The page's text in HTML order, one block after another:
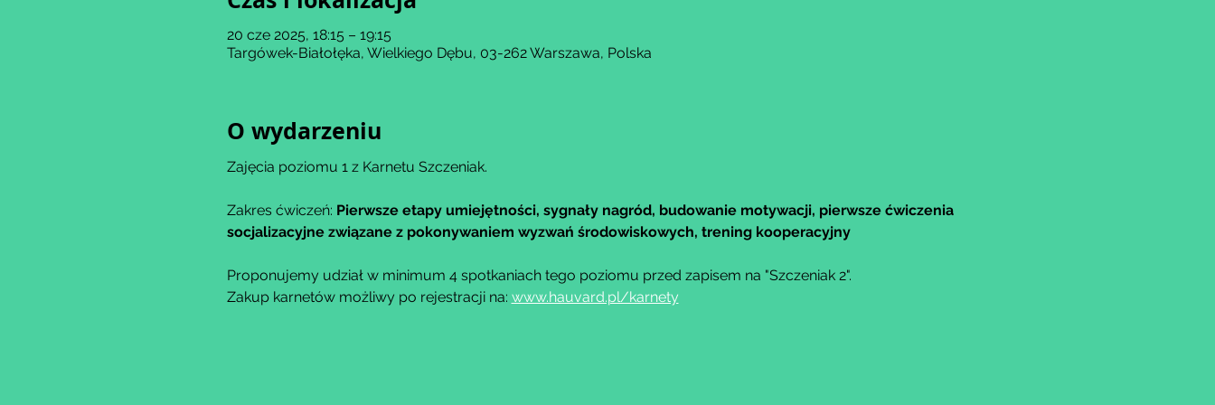
20 cze 2025, 18:15 – 19:15
Targówek-Białołęka, Wielkiego Dębu, 03-262 Warszawa, Polska
O wydarzeniu
Zajęcia poziomu 1 z Karnetu Szczeniak.
Zakres ćwiczeń: Pierwsze etapy umiejętności, sygnały nagród, budowanie motywacji, pierwsze ćwiczenia
socjalizacyjne związane z pokonywaniem wyzwań środowiskowych, trening kooperacyjny
Proponujemy udział w minimum 4 spotkaniach tego poziomu przed zapisem na "Szczeniak 2".
Zakup karnetów możliwy po rejestracji na: www.hauvard.pl/karnety